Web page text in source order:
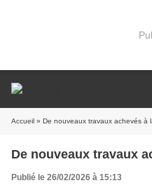
Accueil » De nouveaux travaux achevés à
De nouveaux travaux
Publié le 26/02/2026 à 15:13